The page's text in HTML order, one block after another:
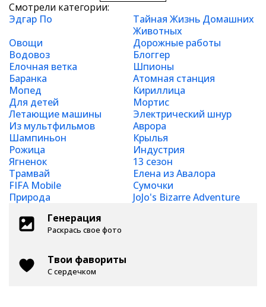
Смотрели категории:
Эдгар По
Тайная Жизнь Домашних
Животных
Овощи
Дорожные работы
Водовоз
Блоггер
Елочная ветка
Шпионы
Баранка
Атомная станция
Мопед
Кириллица
Для детей
Мортис
Летающие машины
Электрический шнур
Из мультфильмов
Аврора
Шампиньон
Крылья
Рожица
Индустрия
Ягненок
13 сезон
Трамвай
Елена из Авалора
FIFA Mobile
Сумочки
Природа
JoJo's Bizarre Adventure
Генерация
Раскрась свое фото
Твои фавориты
С сердечком